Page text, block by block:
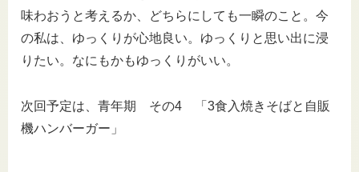
味わおうと考えるか、どちらにしても一瞬のこと。今
の私は、ゆっくりが心地良い。ゆっくりと思い出に浸
りたい。なにもかもゆっくりがいい。
次回予定は、青年期 その4 「3食入焼きそばと自販
機ハンバーガー」